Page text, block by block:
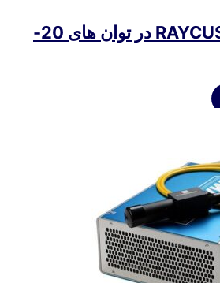
سورس لیزر RAYCUS در توان های 20-